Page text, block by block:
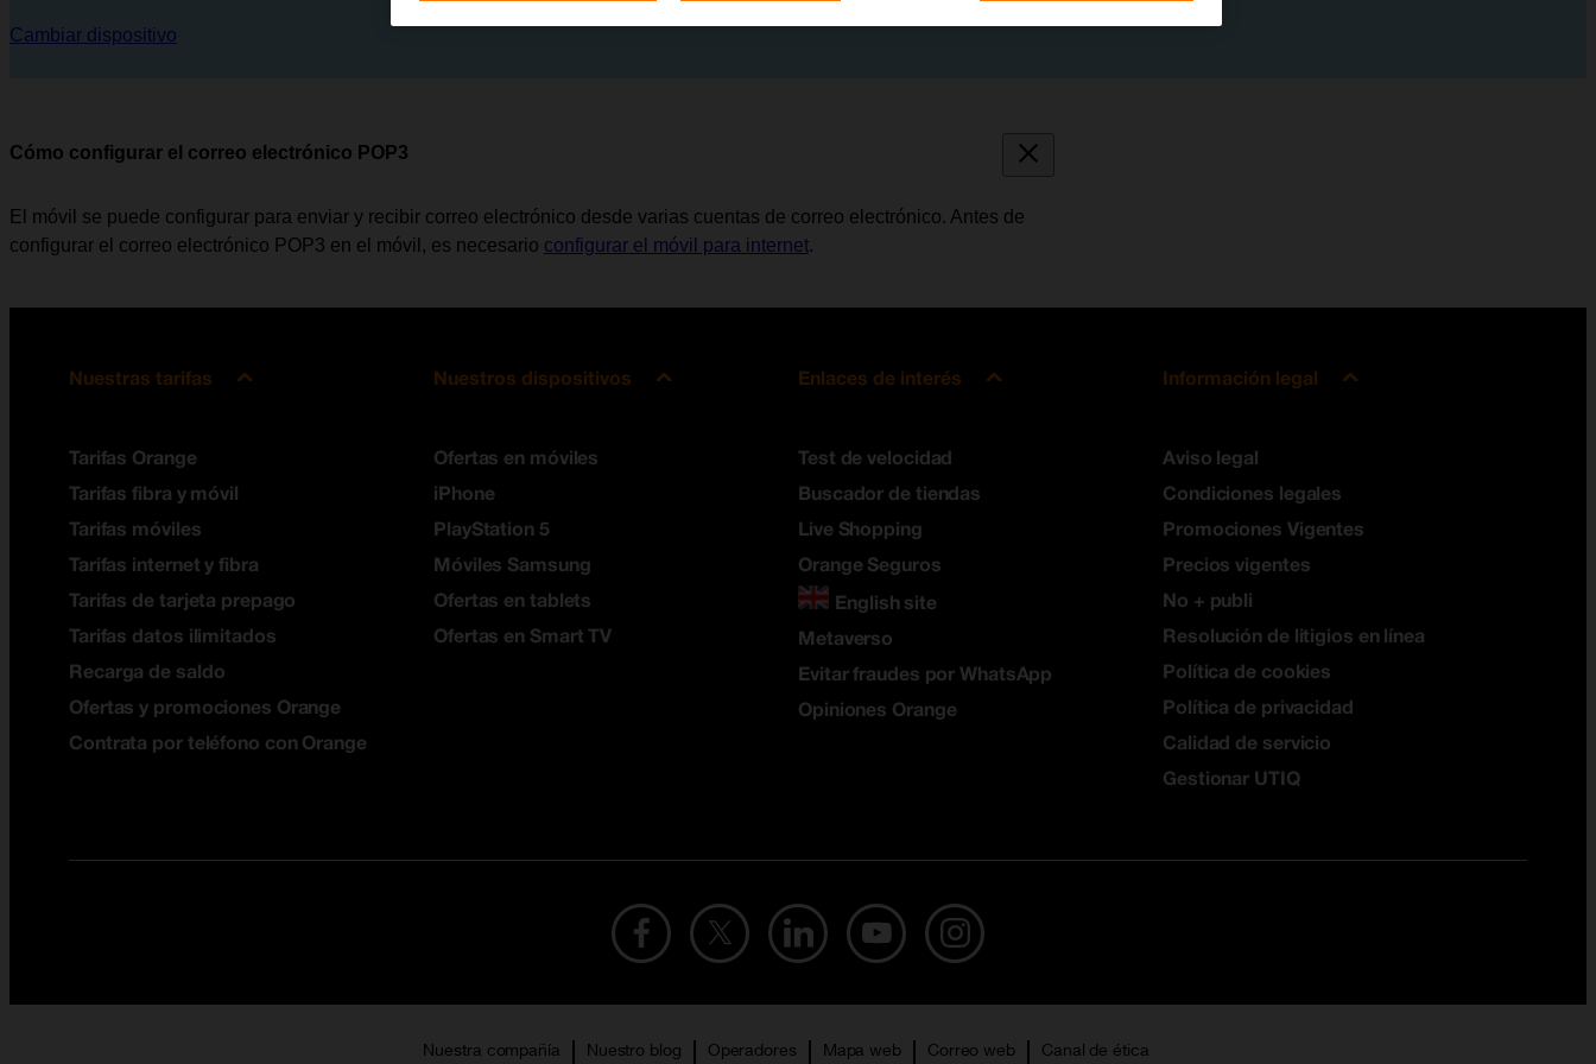
Cambiar dispositivo
Cómo configurar el correo electrónico POP3
El móvil se puede configurar para enviar y recibir correo electrónico desde varias cuentas de correo electrónico. Antes de
configurar el correo electrónico POP3 en el móvil, es necesario configurar el móvil para internet.
Nuestras tarifas
Tarifas Orange
Tarifas fibra y móvil
Tarifas móviles
Tarifas internet y fibra
Tarifas de tarjeta prepago
Tarifas datos ilimitados
Recarga de saldo
Ofertas y promociones Orange
Contrata por teléfono con Orange
Nuestros dispositivos
Ofertas en móviles
iPhone
PlayStation 5
Móviles Samsung
Ofertas en tablets
Ofertas en Smart TV
Enlaces de interés
Test de velocidad
Buscador de tiendas
Live Shopping
Orange Seguros
English site
Metaverso
Evitar fraudes por WhatsApp
Opiniones Orange
Información legal
Aviso legal
Condiciones legales
Promociones Vigentes
Precios vigentes
No + publi
Resolución de litigios en línea
Política de cookies
Política de privacidad
Calidad de servicio
Gestionar UTIQ
Nuestra compañía Nuestro blog Operadores Mapa web Correo web Canal de ética